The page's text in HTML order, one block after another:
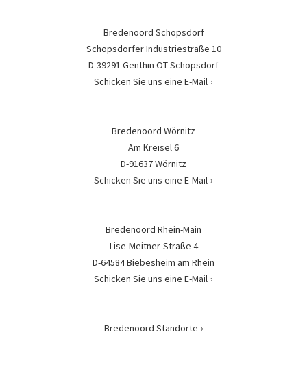
Bredenoord Schopsdorf
Schopsdorfer Industriestraße 10
D-39291 Genthin OT Schopsdorf
Schicken Sie uns eine E-Mail
Bredenoord Wörnitz
Am Kreisel 6
D-91637 Wörnitz
Schicken Sie uns eine E-Mail
Bredenoord Rhein-Main
Lise-Meitner-Straße 4
D-64584 Biebesheim am Rhein
Schicken Sie uns eine E-Mail
Bredenoord Standorte